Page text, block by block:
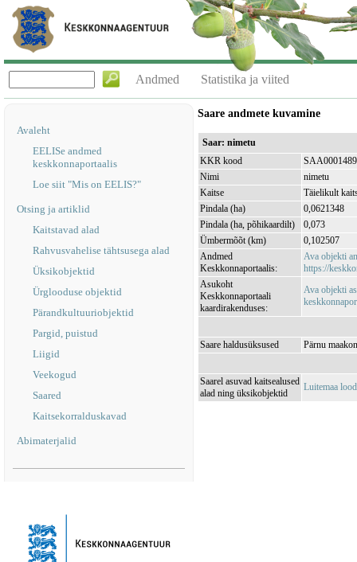
Andmed Statistika ja viited
Avaleht
EELISe andmed
keskkonnaportaalis
Loe siit "Mis on EELIS?"
Otsing ja artiklid
Kaitstavad alad
Rahvusvahelise tähtsusega alad
Üksikobjektid
Ürglooduse objektid
Pärandkultuuriobjektid
Pargid, puistud
Liigid
Veekogud
Saared
Kaitsekorralduskavad
Abimaterjalid
Saare andmete kuvamine
Saar: nimetu
KKR kood
SAA0001489
Nimi
nimetu
Kaitse
Täielikult
Pindala (ha)
0,0621348
Pindala (ha, põhikaardilt)
0,073
Ümbermõõt (km)
0,102507
Andmed
Keskkonnaportaalis:
Ava objekti
https://
Asukoht
Keskkonnaportaali
kaardirakenduses:
Ava objekti
Saare haldusüksused Pärnu
Saarel asuvad kaitsealused
alad ning üksikobjektid
Luitemaa